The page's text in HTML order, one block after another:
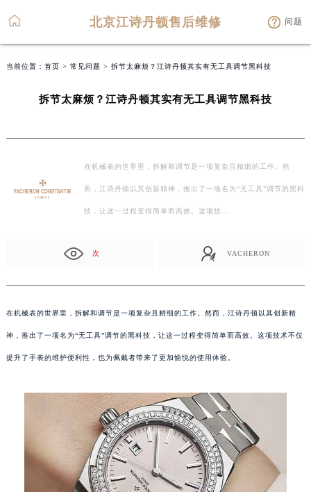
北京江诗丹顿售后维修 问题
当前位置： 首页 > 常见问题 > 拆节太麻烦？江诗丹顿其实有无工具调节黑科技
拆节太麻烦？江诗丹顿其实有无工具调节黑科技
在机械表的世界里，拆解和调节是一项复杂且精细的工作。然
而，江诗丹顿以其创新精神，推出了一项名为“无工具”调节的黑科
技，让这一过程变得简单而高效。这项技…
次 VACHERON
在机械表的世界里，拆解和调节是一项复杂且精细的工作。然而，江诗丹顿以其创新精
神，推出了一项名为“无工具”调节的黑科技，让这一过程变得简单而高效。这项技术不仅
提升了手表的维护便利性，也为佩戴者带来了更加愉悦的使用体验。